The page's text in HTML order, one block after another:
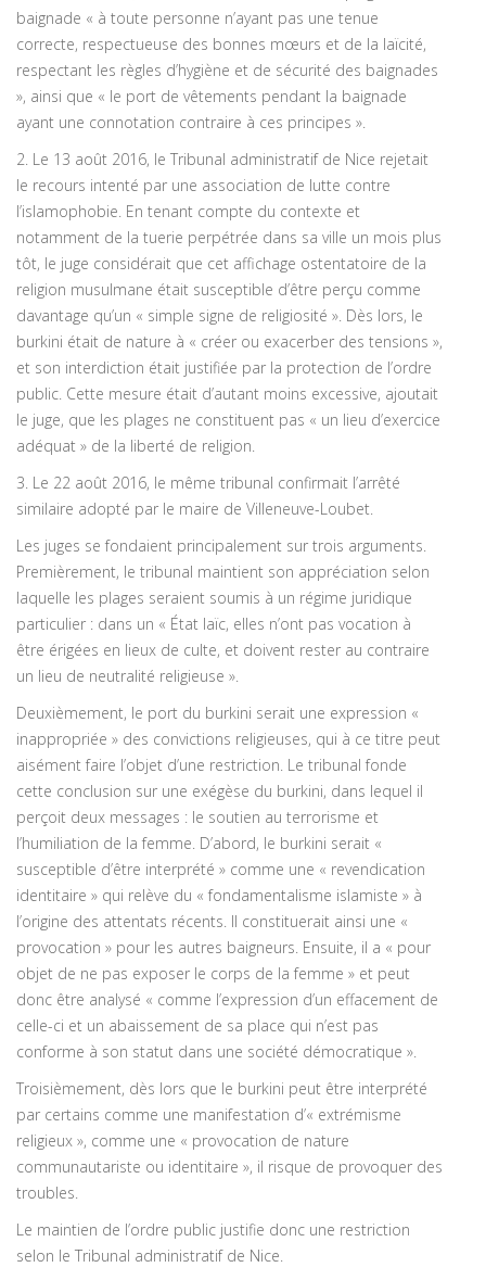
baignade « à toute personne n’ayant pas une tenue
correcte, respectueuse des bonnes mœurs et de la laïcité,
respectant les règles d’hygiène et de sécurité des baignades
», ainsi que « le port de vêtements pendant la baignade
ayant une connotation contraire à ces principes ».
2. Le 13 août 2016, le Tribunal administratif de Nice rejetait
le recours intenté par une association de lutte contre
l’islamophobie. En tenant compte du contexte et
notamment de la tuerie perpétrée dans sa ville un mois plus
tôt, le juge considérait que cet affichage ostentatoire de la
religion musulmane était susceptible d’être perçu comme
davantage qu’un « simple signe de religiosité ». Dès lors, le
burkini était de nature à « créer ou exacerber des tensions »,
et son interdiction était justifiée par la protection de l’ordre
public. Cette mesure était d’autant moins excessive, ajoutait
le juge, que les plages ne constituent pas « un lieu d’exercice
adéquat » de la liberté de religion.
3. Le 22 août 2016, le même tribunal confirmait l’arrêté
similaire adopté par le maire de Villeneuve-Loubet.
Les juges se fondaient principalement sur trois arguments.
Premièrement, le tribunal maintient son appréciation selon
laquelle les plages seraient soumis à un régime juridique
particulier : dans un « État laïc, elles n’ont pas vocation à
être érigées en lieux de culte, et doivent rester au contraire
un lieu de neutralité religieuse ».
Deuxièmement, le port du burkini serait une expression «
inappropriée » des convictions religieuses, qui à ce titre peut
aisément faire l’objet d’une restriction. Le tribunal fonde
cette conclusion sur une exégèse du burkini, dans lequel il
perçoit deux messages : le soutien au terrorisme et
l’humiliation de la femme. D’abord, le burkini serait «
susceptible d’être interprété » comme une « revendication
identitaire » qui relève du « fondamentalisme islamiste » à
l’origine des attentats récents. Il constituerait ainsi une «
provocation » pour les autres baigneurs. Ensuite, il a « pour
objet de ne pas exposer le corps de la femme » et peut
donc être analysé « comme l’expression d’un effacement de
celle-ci et un abaissement de sa place qui n’est pas
conforme à son statut dans une société démocratique ».
Troisièmement, dès lors que le burkini peut être interprété
par certains comme une manifestation d’« extrémisme
religieux », comme une « provocation de nature
communautariste ou identitaire », il risque de provoquer des
troubles.
Le maintien de l’ordre public justifie donc une restriction
selon le Tribunal administratif de Nice.